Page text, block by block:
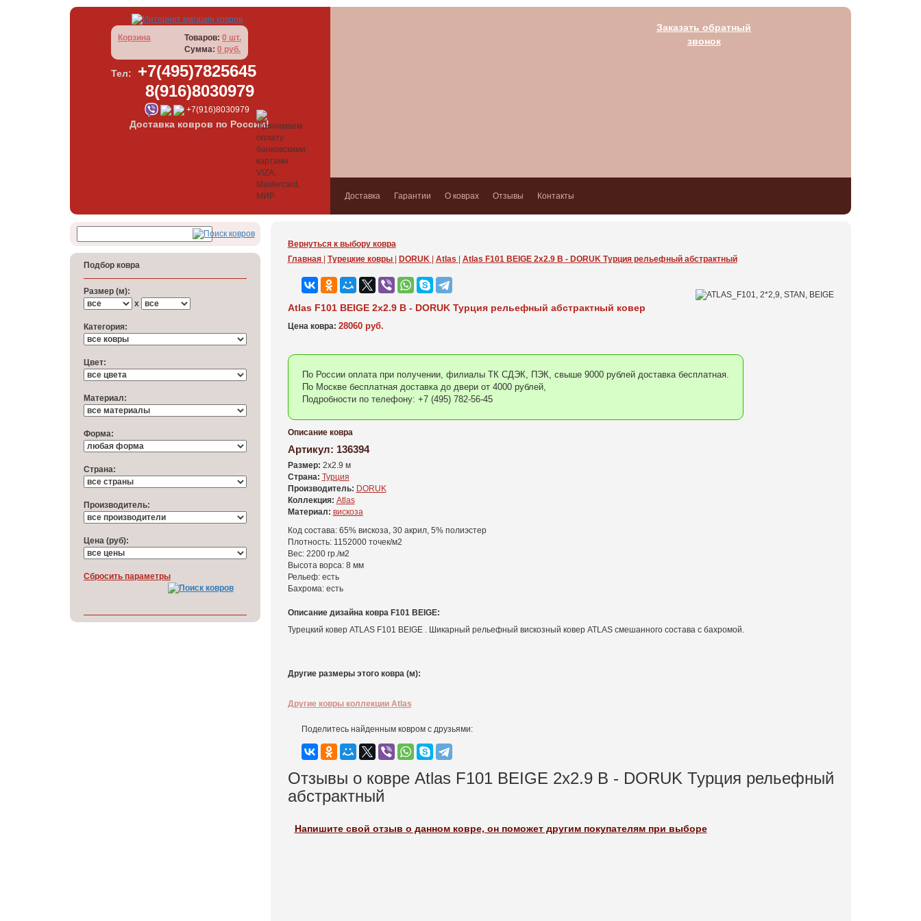
Заказать обратный
звонок
Корзина Товаров: 0 шт.
Сумма: 0 руб.
Тел:
+7(495)7825645
8(916)8030979
+7(916)8030979
Доставка ковров по России!
Доставка Гарантии О коврах Отзывы Контакты
Подбор ковра
Размер (м):
x
Категория:
Цвет:
Материал:
Форма:
Cтрана:
Производитель:
Цена (руб):
Cбросить параметры
Вернуться к выбору ковра
Главная
Турецкие ковры DORUK Atlas Atlas F101 BEIGE 2x2.9 В - DORUK Турция рельефный абстрактный
Atlas F101 BEIGE 2x2.9 В - DORUK Турция рельефный абстрактный ковер
Цена ковра: 28060 руб.
По России оплата при получении, филиалы ТК СДЭК, ПЭК, свыше 9000 рублей доставка бесплатная.
По Москве бесплатная доставка до двери от 4000 рублей,
Подробности по телефону: +7 (495) 782-56-45
Описание ковра
Артикул: 136394
Размер: 2x2.9 м
Страна: Турция
Производитель: DORUK
Коллекция: Atlas
Материал: вискоза
Код состава: 65% вискоза, 30 акрил, 5% полиэстер
Плотность: 1152000 точек/м2
Вес: 2200 гр./м2
Высота ворса: 8 мм
Рельеф: есть
Бахрома: есть
Описание дизайна ковра F101 BEIGE:
Турецкий ковер ATLAS F101 BEIGE . Шикарный рельефный вискозный ковер ATLAS смешанного состава с бахромой.
Другие размеры этого ковра (м):
Другие ковры коллекции Atlas
Поделитесь найденным ковром с друзьями:
Отзывы о ковре Atlas F101 BEIGE 2x2.9 В - DORUK Турция рельефный
абстрактный
Напишите свой отзыв о данном ковре, он поможет другим покупателям при выборе